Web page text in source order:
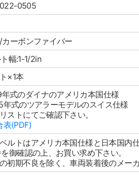
0505
ーボンファイバー
幅:1-1/2in
×1本
年式のダイナのアメリカ本国仕様
年式のツアラーモデルのスイス仕様
ストにてご確認下さい。
(PDF)
ルトはアメリカ本国仕様と日本国内
御確認の上、お買い求め下さい。
初期不良を除く、車両装着後のメー